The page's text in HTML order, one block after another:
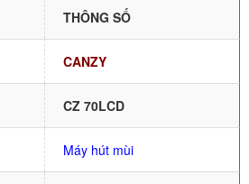
THÔNG SỐ
CANZY
CZ 70LCD
Máy hút mùi